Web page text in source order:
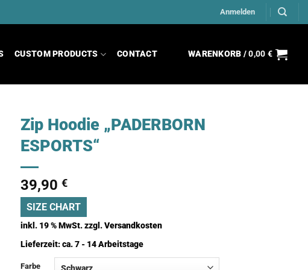
Anmelden
CUSTOM PRODUCTS CONTACT WARENKORB /0,00 €
Zip Hoodie „PADERBORN
ESPORTS“
39,90 €
SIZE CHART
inkl. 19 % MwSt.zzgl.Versandkosten
Lieferzeit:ca. 7 - 14 Arbeitstage
Farbe